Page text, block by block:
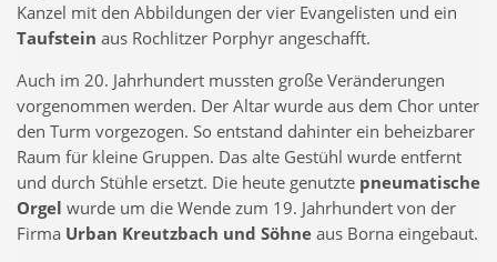
Kanzel mit den Abbildungen der vier Evangelisten und ein
Taufstein aus Rochlitzer Porphyr angeschafft.
Auch im 20. Jahrhundert mussten große Veränderungen
vorgenommen werden. Der Altar wurde aus dem Chor unter
den Turm vorgezogen. So entstand dahinter ein beheizbarer
Raum für kleine Gruppen. Das alte Gestühl wurde entfernt
und durch Stühle ersetzt. Die heute genutzte pneumatische
Orgel wurde um die Wende zum 19. Jahrhundert von der
Firma Urban Kreutzbach und Söhne aus Borna eingebaut.